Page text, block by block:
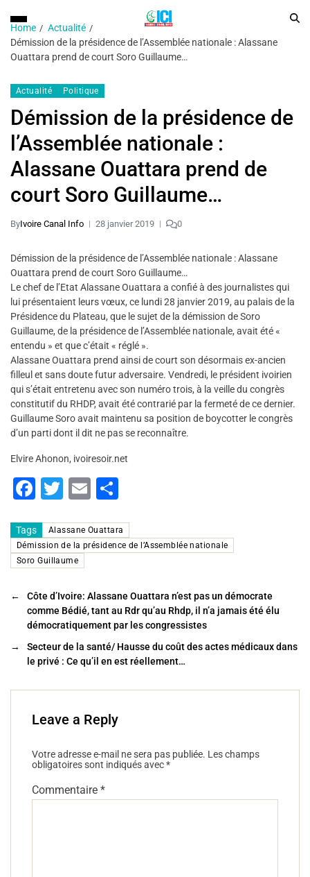
Home
Actualité
Démission de la présidence de l’Assemblée nationale : Alassane
Ouattara prend de court Soro Guillaume…
Actualité Politique
Démission de la présidence de
l’Assemblée nationale :
Alassane Ouattara prend de
court Soro Guillaume…
ByIvoire Canal Info 28 janvier 2019 0
Démission de la présidence de l’Assemblée nationale : Alassane
Ouattara prend de court Soro Guillaume…
Le chef de l’Etat Alassane Ouattara a confié à des journalistes qui
lui présentaient leurs vœux, ce lundi 28 janvier 2019, au palais de la
Présidence du Plateau, que le sujet de la démission de Soro
Guillaume, de la présidence de l’Assemblée nationale, avait été «
entendu » et que c’était « réglé ».
Alassane Ouattara prend ainsi de court son désormais ex-ancien
filleul et sans doute futur adversaire. Vendredi, le président ivoirien
qui s’était entretenu avec son numéro trois, à la veille du congrès
constitutif du RHDP, avait été contrarié par la fermeté de ce dernier.
Guillaume Soro avait maintenu sa position de boycotter le congrès
d’un parti dont il dit ne pas se reconnaître.
Elvire Ahonon, ivoiresoir.net
F
c
e
b
o
o
k
T
tt
er
E
ai
l
ta
g
Tags
Alassane Ouattara
Démission de la présidence de l’Assemblée nationale
Soro Guillaume
←
Côte d’Ivoire: Alassane Ouattara n’est pas un démocrate
comme Bédié, tant au Rdr qu’au Rhdp, il n’a jamais été élu
démocratiquement par les congressistes
→
Secteur de la santé/ Hausse du coût des actes médicaux dans
le privé : Ce qu’il en est réellement…
Leave a Reply
Votre adresse e-mail ne sera pas publiée. Les champs
obligatoires sont indiqués avec*
Commentaire *